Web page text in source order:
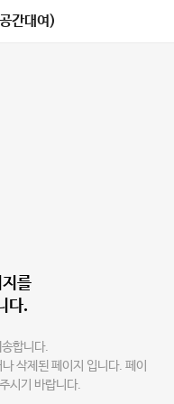
간대여)
를
다.
합니다.
삭제된 페이지 입니다. 페이
시기 바랍니다.